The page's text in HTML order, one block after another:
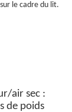
le cadre du lit.
air sec :
de poids